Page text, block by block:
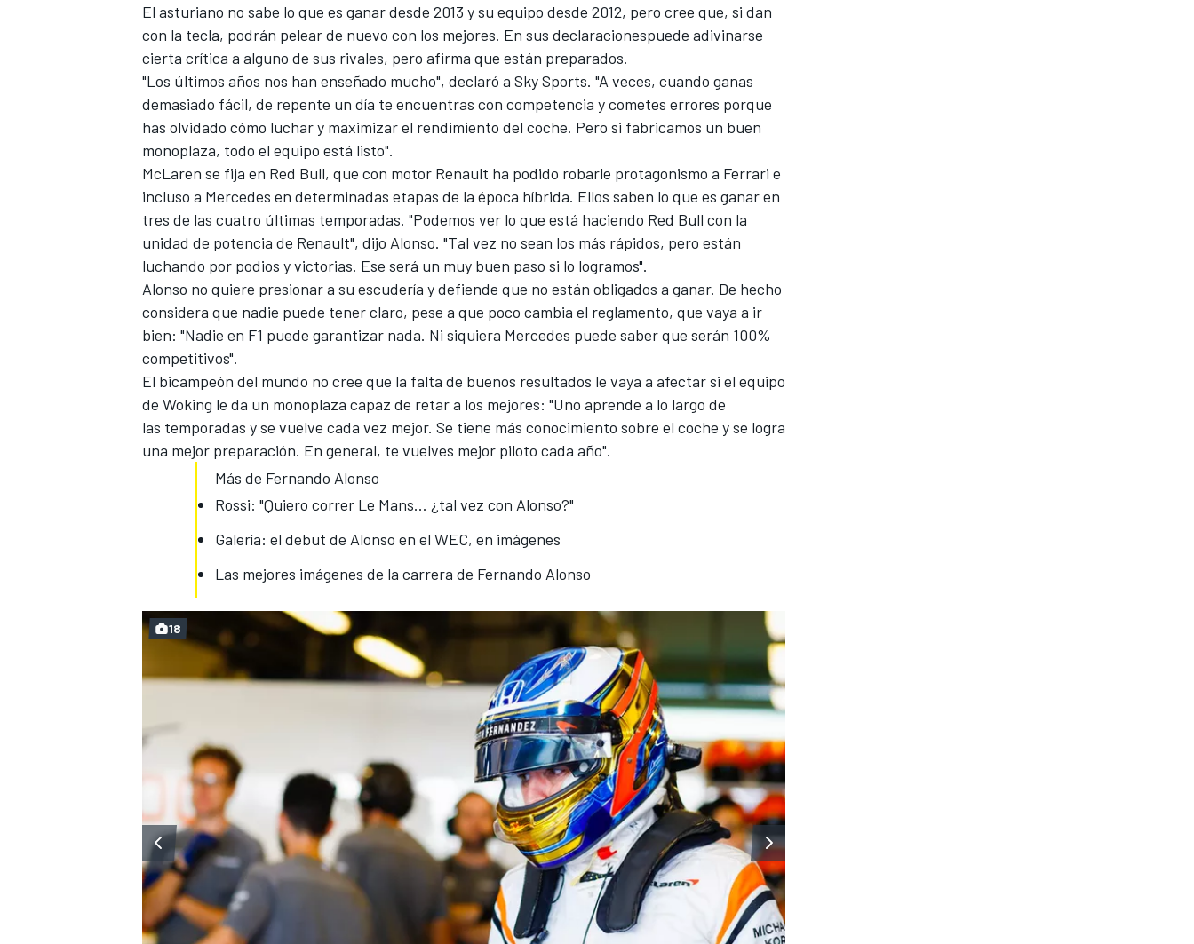
MÁS CATEGORÍAS
El asturiano no sabe lo que es ganar desde 2013 y su equipo desde 2012, pero cree que, si dan
con la tecla, podrán pelear de nuevo con los mejores. En sus declaracionespuede adivinarse
cierta crítica a alguno de sus rivales, pero afirma que están preparados.
"Los últimos años nos han enseñado mucho", declaró a Sky Sports. "A veces, cuando ganas
demasiado fácil, de repente un día te encuentras con competencia y cometes errores porque
has olvidado cómo luchar y maximizar el rendimiento del coche. Pero si fabricamos un buen
monoplaza, todo el equipo está listo".
McLaren se fija en Red Bull, que con motor Renault ha podido robarle protagonismo a Ferrari e
incluso a Mercedes en determinadas etapas de la época híbrida. Ellos saben lo que es ganar en
tres de las cuatro últimas temporadas. "Podemos ver lo que está haciendo Red Bull con la
unidad de potencia de Renault", dijo Alonso. "Tal vez no sean los más rápidos, pero están
luchando por podios y victorias. Ese será un muy buen paso si lo logramos".
Alonso no quiere presionar a su escudería ydefiende que no están obligados a ganar. De hecho
considera que nadie puede tener claro, pese a que poco cambia el reglamento, que vaya a ir
bien: "Nadie en F1 puede garantizar nada. Ni siquiera Mercedes puede saber que serán 100%
competitivos".
El bicampeón del mundo no cree que la falta de buenos resultados le vaya a afectar si el equipo
de Woking le da un monoplaza capaz de retar a los mejores: "Uno aprende a lo largo de
las temporadas y se vuelve cada vez mejor. Se tiene más conocimiento sobre el coche y se logra
una mejor preparación. En general, te vuelves mejor piloto cada año".
Más de Fernando Alonso
Rossi: "Quiero correr Le Mans... ¿tal vez con Alonso?"
Galería: el debut de Alonso en el WEC, en imágenes
Las mejores imágenes de la carrera de Fernando Alonso
18